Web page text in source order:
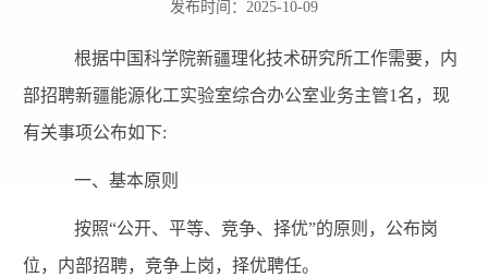
发布时间：2025-10-09
根据中国科学院新疆理化技术研究所工作需要， 内
部招聘新疆能源化工实验室综合办公室业务主管1名，现
有关事项公布如下:
一、 基本原则
按照“公开、平等、竞争、择优”的原则，公布岗
位， 内部招聘，竞争上岗，择优聘任。